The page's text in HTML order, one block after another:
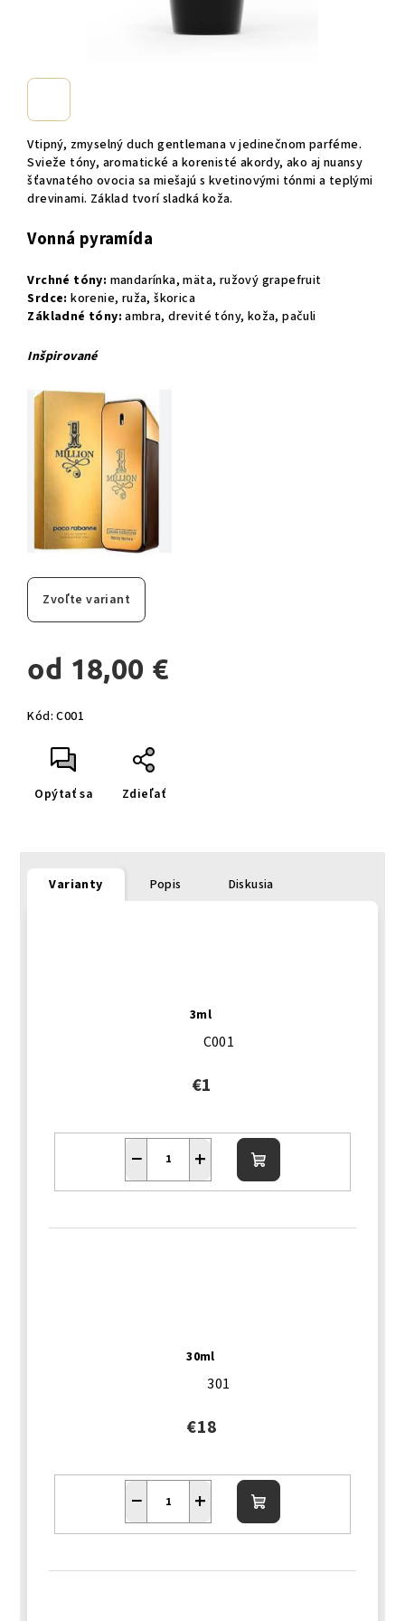
Vtipný, zmyselný duch gentlemana v jedinečnom parféme.
Svieže tóny, aromatické a korenisté akordy, ako aj nuansy
šťavnatého ovocia sa miešajú s kvetinovými tónmi a teplými
drevinami. Základ tvorí sladká koža.
Vonná pyramída
Vrchné tóny: mandarínka, mäta, ružový grapefruit
Srdce: korenie, ruža, škorica
Základné tóny: ambra, drevité tóny, koža, pačuli
Inšpirované
Zvoľte variant
od 18,00 €
cena:
Kód: C001
Opýtať sa Zdieľať
Varianty Popis Diskusia
3ml
C001
€1
+
− Do
košíka
30ml
301
€18
+
− Do
košíka